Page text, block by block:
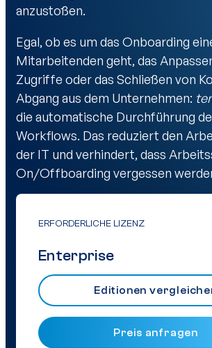
anzustoßen.
Egal, ob es um das Onboarding
Mitarbeitenden geht, das
Zugriffe oder das Schließen von
Abgang aus dem Unternehmen:
die automatische Durchführung
Workflows. Das reduziert den
der IT und verhindert, dass
On/Offboarding vergessen
ERFORDERLICHE LIZENZ
Enterprise
Editionen
Preis anfragen